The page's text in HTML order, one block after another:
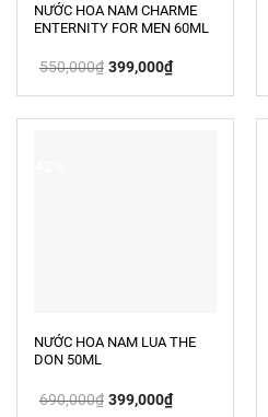
NƯỚC HOA NAM CHARME
ENTERNITY FOR MEN 60ML
550,000₫ Giá
gốc
399,000₫Giá
hiện
399,000₫.
NƯỚC HOA NAM LUA THE
DON 50ML
690,000₫ Giá
gốc
399,000₫Giá
hiện